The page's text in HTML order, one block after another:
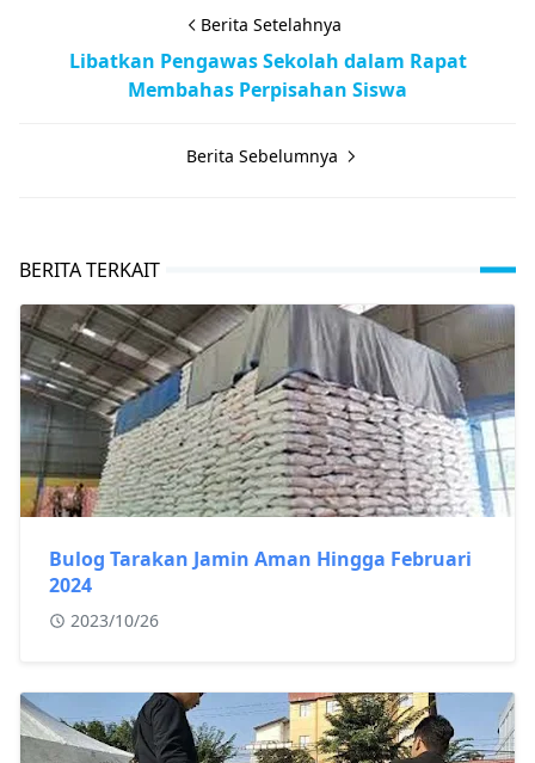
Berita Setelahnya
Libatkan Pengawas Sekolah dalam Rapat
Membahas Perpisahan Siswa
Berita Sebelumnya
BERITA TERKAIT
Bulog Tarakan Jamin Aman Hingga Februari
2024
2023/10/26